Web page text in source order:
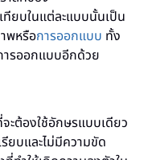
ทียบในแต่ละแบบนั้นเป็น
พหรือการออกแบบ ทั้ง
รออกแบบอีกด้วย
จะต้องใช้อักษรแบบเดียว
ยบและไม่มีความขัด